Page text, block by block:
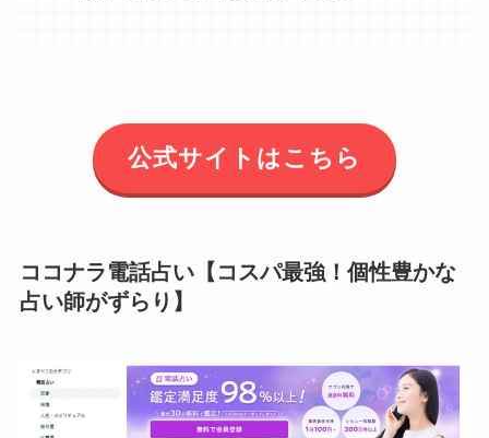
公式サイトはこちら
ココナラ電話占い【コスパ最強！個性豊かな
占い師がずらり】